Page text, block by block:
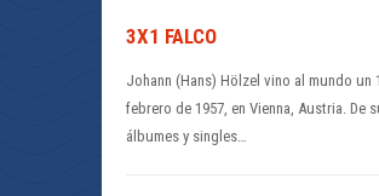
3X1 FALCO
Johann (Hans) Hölzel vino al mundo un
febrero de 1957, en Vienna, Austria. De
álbumes y singles…